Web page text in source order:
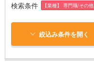
検索条件 【業種】 専門職/その他
絞込み条件を開く